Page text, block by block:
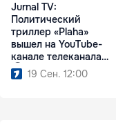
Jurnal TV:
Политический
триллер «Plaha»
вышел на YouTube-
канале телеканала
Ⓟ 19 Сен. 12:00